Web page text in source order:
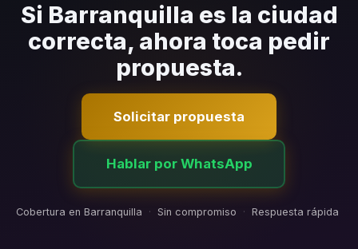
contratiempos.
Si Barranquilla es la ciudad
correcta, ahora toca pedir
propuesta.
Solicitar propuesta
Hablar por WhatsApp
Cobertura en Barranquilla · Sin compromiso · Respuesta rápida